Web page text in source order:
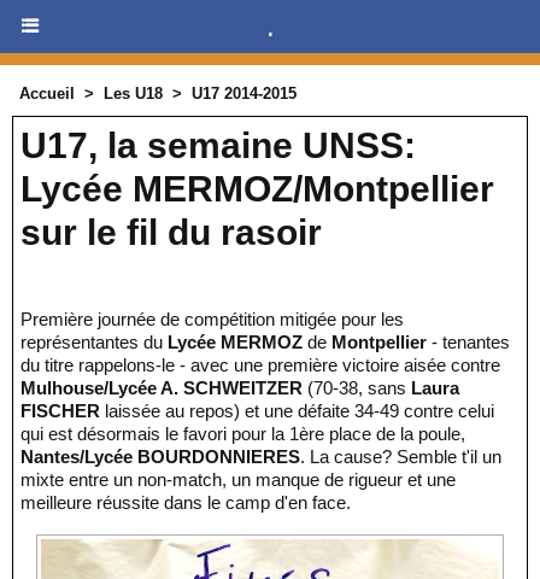
.
Accueil > Les U18 > U17 2014-2015
U17, la semaine UNSS:
Lycée MERMOZ/Montpellier
sur le fil du rasoir
Première journée de compétition mitigée pour les
représentantes du Lycée MERMOZ de Montpellier - tenantes
du titre rappelons-le - avec une première victoire aisée contre
Mulhouse/Lycée A. SCHWEITZER (70-38, sans Laura
FISCHER laissée au repos) et une défaite 34-49 contre celui
qui est désormais le favori pour la 1ère place de la poule,
Nantes/Lycée BOURDONNIERES. La cause? Semble t'il un
mixte entre un non-match, un manque de rigueur et une
meilleure réussite dans le camp d'en face.